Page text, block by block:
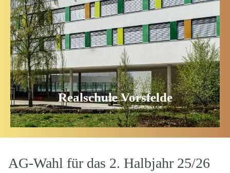
Realschule Vorsfelde
AG-Wahl für das 2. Halbjahr 25/26